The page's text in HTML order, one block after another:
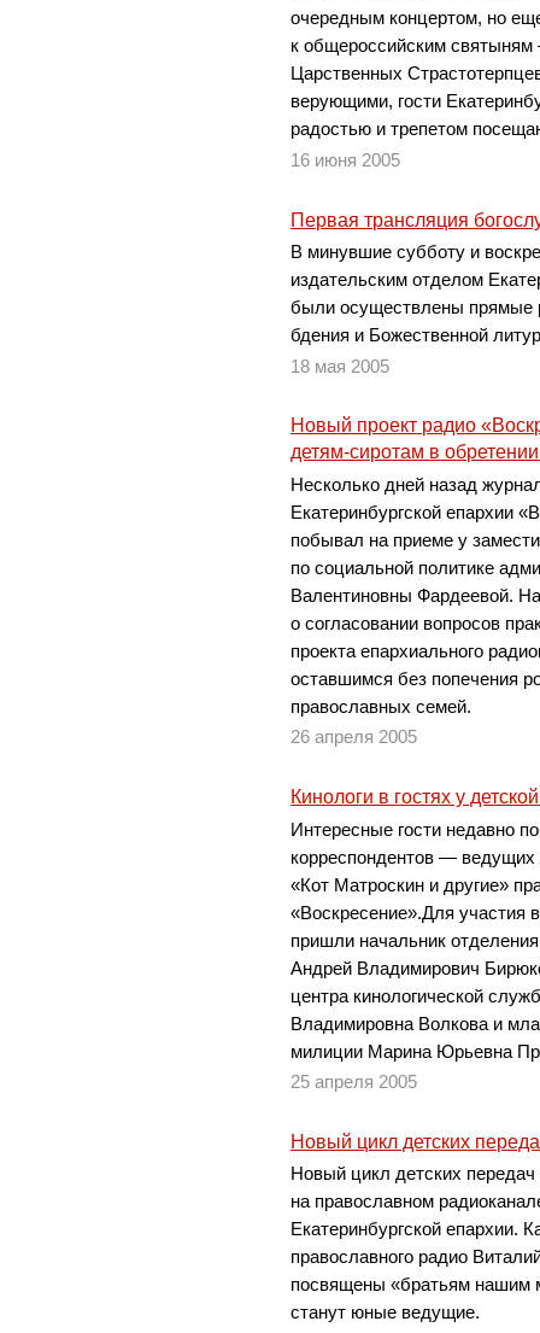
очередным концертом, но
к общероссийским
Царственных
верующими, гости
радостью и трепетом
16 июня 2005
Первая трансляция
В минувшие субботу и
издательским отделом
были осуществлены прямые
бдения и Божественной
18 мая 2005
Новый проект радио
детям-сиротам в
Несколько дней назад
Екатеринбургской епархии
побывал на приеме у
по социальной политике
Валентиновны Фардеевой.
о согласовании вопросов
проекта епархиального
оставшимся без попечения
православных семей.
26 апреля 2005
Кинологи в гостях у
Интересные гости недавно
корреспондентов —
«Кот Матроскин и другие»
«Воскресение».Для участия
пришли начальник
Андрей Владимирович
центра кинологической
Владимировна Волкова и
милиции Марина Юрьевна
25 апреля 2005
Новый цикл детских
Новый цикл детских
на православном
Екатеринбургской епархии.
православного радио
посвящены «братьям нашим
станут юные ведущие.